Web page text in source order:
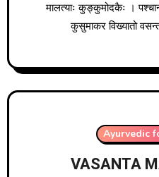
मालत्याः कुङ्कुमोदकैः ।
कुसुमाकर विख्यातो
Ayurvedic
VASANTA